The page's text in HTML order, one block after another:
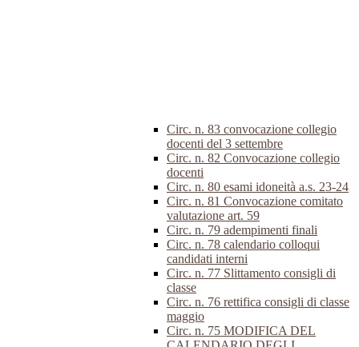
Circ. n. 83 convocazione collegio
docenti del 3 settembre
Circ. n. 82 Convocazione collegio
docenti
Circ. n. 80 esami idoneità a.s. 23-24
Circ. n. 81 Convocazione comitato
valutazione art. 59
Circ. n. 79 adempimenti finali
Circ. n. 78 calendario colloqui
candidati interni
Circ. n. 77 Slittamento consigli di
classe
Circ. n. 76 rettifica consigli di classe
maggio
Circ. n. 75 MODIFICA DEL